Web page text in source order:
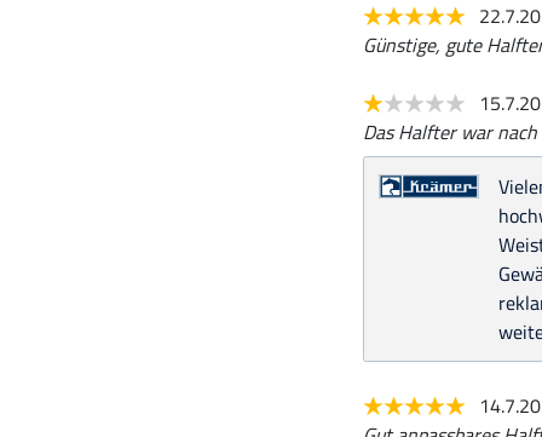
Günstige, gute
Das Halfter war